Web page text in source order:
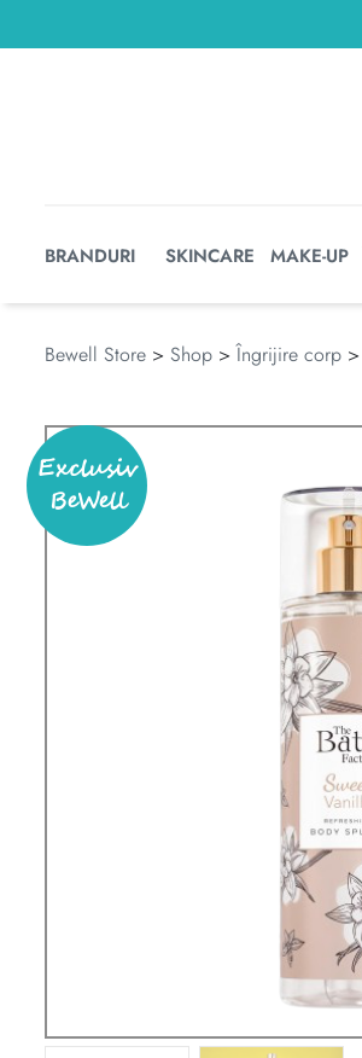
BRANDURI SKINCARE MAKE-UP
Bewell Store > Shop >Îngrijire corp >
Exclusiv
BeWell